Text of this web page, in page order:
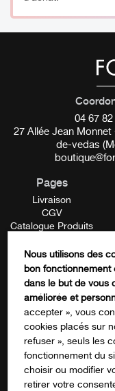
🎶Accord Aqua –
Le modèle Aqua
(A D F G A D F
pour ses sonorités
favoriser le
profonde.
________
Hauteur :
Diamètre :
Matériau :
8 tiges
Accord :Aqua(A
Fabrication :
Utilisation :
Ce champ n’est
validation et devrait
04 67
27 Allée Jean
de-vedas
Pages
Livraison
CGV
Catalogue Produits
Contactez-nous
FORMATION
Nous utilisons des
bon
dans le but de vous
améliorée et
accepter », vous
cookies placés sur
refuser », seuls les
fonctionnement du
choisir ou modifier
retirer votre